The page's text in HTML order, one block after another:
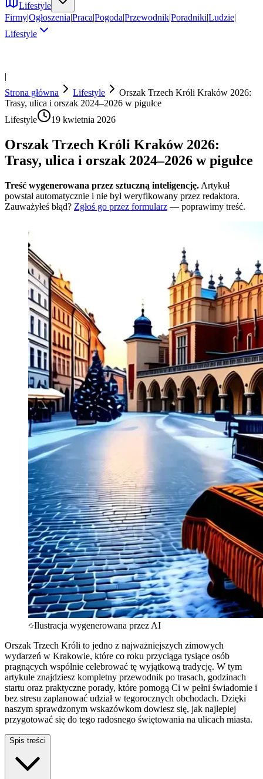
Lifestyle
Firmy|Ogłoszenia|Praca|Pogoda|Przewodnik|Poradniki|Ludzie|
Lifestyle
|
Strona główna
Lifestyle
Orszak Trzech Króli Kraków 2026:
Trasy, ulica i orszak 2024–2026 w pigułce
Lifestyle
19 kwietnia 2026
Orszak Trzech Króli Kraków 2026:
Trasy, ulica i orszak 2024–2026 w pigułce
Treść wygenerowana przez sztuczną inteligencję. Artykuł
powstał automatycznie i nie był weryfikowany przez redaktora.
Zauważyłeś błąd? Zgłoś go przez formularz — poprawimy treść.
Ilustracja wygenerowana przez AI
Orszak Trzech Króli to jedno z najważniejszych zimowych
wydarzeń w Krakowie, które co roku przyciąga tysiące osób
pragnących wspólnie celebrować tę wyjątkową tradycję. W tym
artykule znajdziesz kompletny przewodnik po trasach, godzinach
startu oraz praktyczne porady, które pomogą Ci w pełni świadomie i
bez stresu zaplanować udział w tegorocznych obchodach. Dzięki
naszym sprawdzonym wskazówkom dowiesz się, jak najlepiej
przygotować się do tego radosnego świętowania na ulicach miasta.
Spis treści